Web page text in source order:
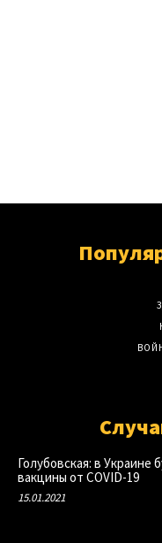
Голубовская: в Украине
вакцины от COVID-19
15.01.2021